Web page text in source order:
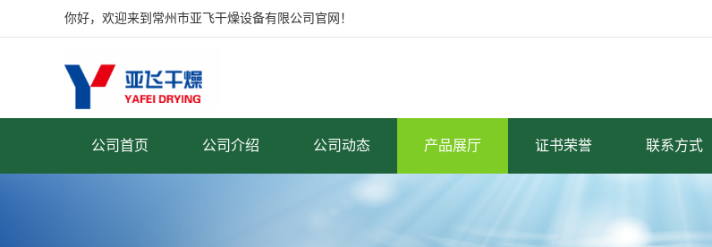
你好，欢迎来到常州市亚飞干燥设备有限公司官网！
公司首页 公司介绍 公司动态 产品展厅 证书荣誉 联系方式